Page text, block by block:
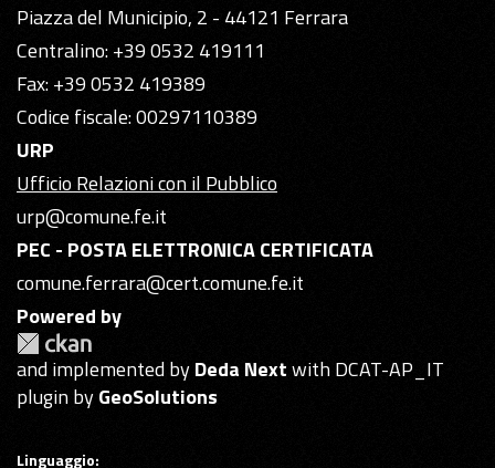
Piazza del Municipio, 2 - 44121 Ferrara
Centralino: +39 0532 419111
Fax: +39 0532 419389
Codice fiscale: 00297110389
URP
Ufficio Relazioni con il Pubblico
urp@comune.fe.it
PEC - POSTA ELETTRONICA CERTIFICATA
comune.ferrara@cert.comune.fe.it
Powered by
and implemented byDeda Nextwith DCAT-AP_IT
plugin byGeoSolutions
Linguaggio